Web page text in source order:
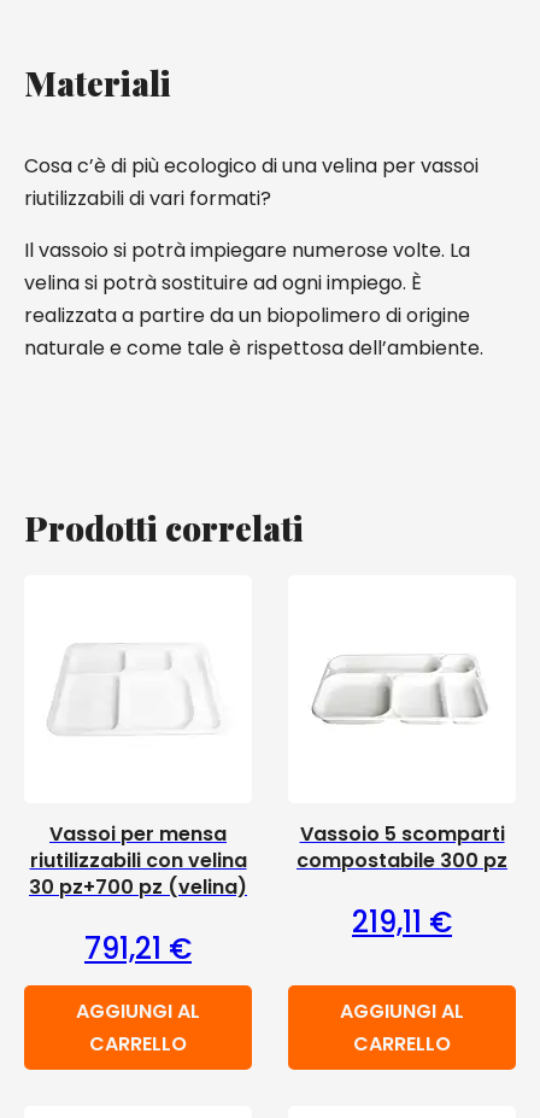
Materiali
Cosa c’è di più ecologico di una velina per vassoi
riutilizzabili di vari formati?
Il vassoio si potrà impiegare numerose volte. La
velina si potrà sostituire ad ogni impiego. È
realizzata a partire da un biopolimero di origine
naturale e come tale è rispettosa dell’ambiente.
Prodotti correlati
Vassoi per mensa
riutilizzabili con velina
30 pz+700 pz (velina)
791,21 €
AGGIUNGI AL
CARRELLO
Vassoio 5 scomparti
compostabile 300 pz
219,11 €
AGGIUNGI AL
CARRELLO